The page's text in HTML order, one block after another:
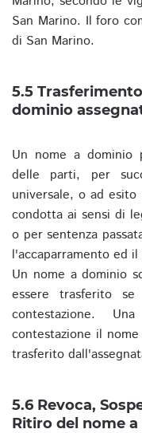
San Marino. Il foro
di San Marino.
5.5
dominio
Un nome a dominio
delle parti, per
universale, o ad esito
condotta ai sensi di
o per sentenza
l'accaparramento ed
Un nome a dominio
essere trasferito
contestazione.
contestazione il
trasferito
5.6 Revoca,
Ritiro del nome